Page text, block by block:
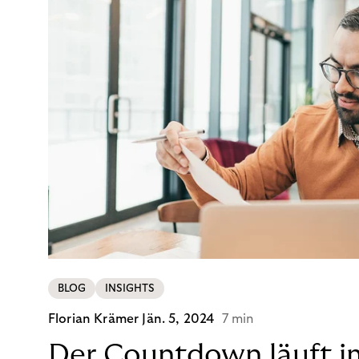
BLOG INSIGHTS
Florian Krämer Jän. 5, 2024 7 min